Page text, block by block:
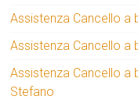
Assistenza Cancello a
Assistenza Cancello a
Assistenza Cancello a
Stefano